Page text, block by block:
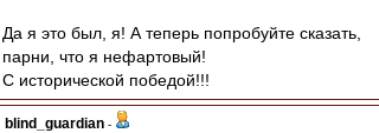
Да я это был, я! А теперь попробуйте сказать,
парни, что я нефартовый!
С исторической победой!!!
blind_guardian -